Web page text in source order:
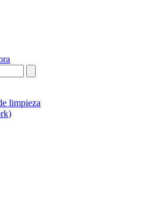
limpieza